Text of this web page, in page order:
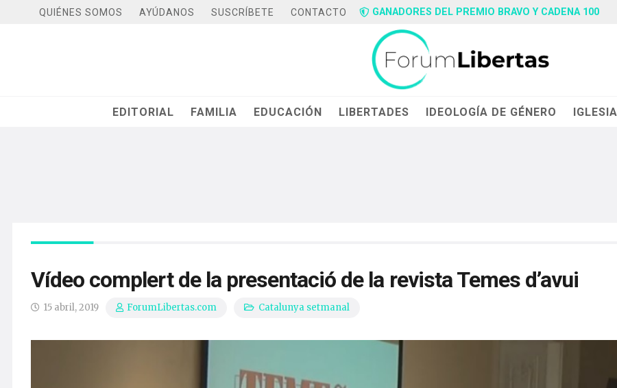
QUIÉNES SOMOS AYÚDANOS SUSCRÍBETE CONTACTO GANADORES DEL PREMIO BRAVO Y CADENA 100
EDITORIAL FAMILIA EDUCACIÓN LIBERTADES IDEOLOGÍA DE GÉNERO IGLESIA
Vídeo complert de la presentació de la revista Temes d’avui
15 abril, 2019 ForumLibertas.com Catalunya setmanal